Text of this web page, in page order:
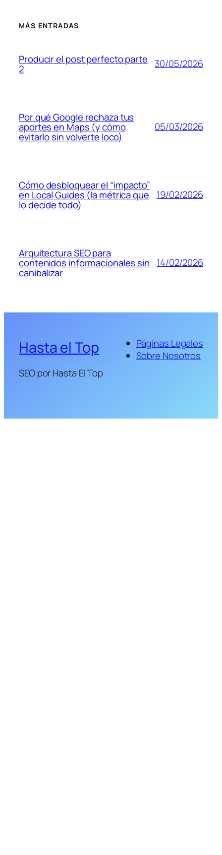
MÁS ENTRADAS
Producir el post perfecto parte
2 30/05/2026
Por qué Google rechaza tus
aportes en Maps (y cómo
evitarlo sin volverte loco)
05/03/2026
Cómo desbloquear el “impacto”
en Local Guides (la métrica que
lo decide todo)
19/02/2026
Arquitectura SEO para
contenidos informacionales sin
canibalizar
14/02/2026
Hasta el Top
SEO por Hasta El Top
Páginas Legales
Sobre Nosotros